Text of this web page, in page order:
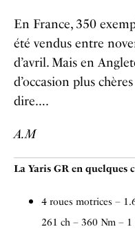
En France, 350
été vendus entre
d’avril. Mais en
d’occasion plus
dire….
A.M
La Yaris GR en quelques
4 roues motrices –
261 ch – 360 Nm – 1